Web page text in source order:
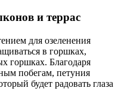
и террас
для озеленения
в горшках,
горшках. Благодаря
побегам, петуния
будет радовать глаза